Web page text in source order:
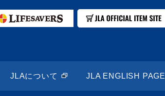
JLAについて JLA ENGLISH PAGE